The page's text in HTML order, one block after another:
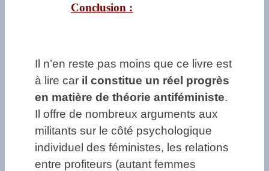
Conclusion :
Il n’en reste pas moins que ce livre est
à lire car il constitue un réel progrès
en matière de théorie antiféministe.
Il offre de nombreux arguments aux
militants sur le côté psychologique
individuel des féministes, les relations
entre profiteurs (autant femmes